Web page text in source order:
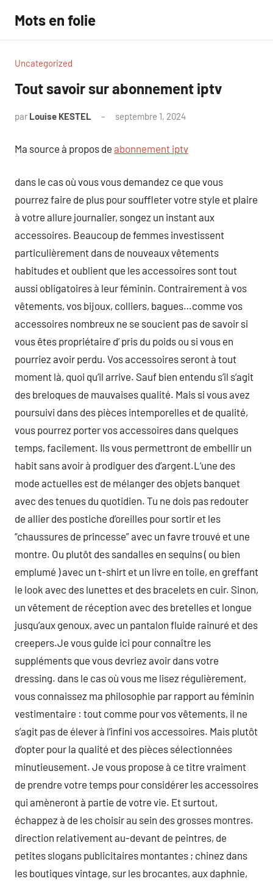
contenu
Mots en folie
Uncategorized
Tout savoir sur abonnement iptv
par Louise KESTEL septembre 1, 2024
Ma source à propos de abonnement iptv
dans le cas où vous vous demandez ce que vous
pourrez faire de plus pour souffleter votre style et plaire
à votre allure journalier, songez un instant aux
accessoires. Beaucoup de femmes investissent
particulièrement dans de nouveaux vêtements
habitudes et oublient que les accessoires sont tout
aussi obligatoires à leur féminin. Contrairement à vos
vêtements, vos bijoux, colliers, bagues…comme vos
accessoires nombreux ne se soucient pas de savoir si
vous êtes propriétaire d’ pris du poids ou si vous en
pourriez avoir perdu. Vos accessoires seront à tout
moment là, quoi qu’il arrive. Sauf bien entendu s’il s’agit
des breloques de mauvaises qualité. Mais si vous avez
poursuivi dans des pièces intemporelles et de qualité,
vous pourrez porter vos accessoires dans quelques
temps, facilement. Ils vous permettront de embellir un
habit sans avoir à prodiguer des d’argent.L’une des
mode actuelles est de mélanger des objets banquet
avec des tenues du quotidien. Tu ne dois pas redouter
de allier des postiche d’oreilles pour sortir et les
“chaussures de princesse” avec un favre trouvé et une
montre. Ou plutôt des sandalles en sequins ( ou bien
emplumé ) avec un t-shirt et un livre en toile, en greffant
le look avec des lunettes et des bracelets en cuir. Sinon,
un vêtement de réception avec des bretelles et longue
jusqu’aux genoux, avec un pantalon fluide rainuré et des
creepers.Je vous guide ici pour connaître les
suppléments que vous devriez avoir dans votre
dressing. dans le cas où vous me lisez régulièrement,
vous connaissez ma philosophie par rapport au féminin
vestimentaire : tout comme pour vos vêtements, il ne
s’agit pas de élever à l’infini vos accessoires. Mais plutôt
d’opter pour la qualité et des pièces sélectionnées
minutieusement. Je vous propose à ce titre vraiment
de prendre votre temps pour considérer les accessoires
qui amèneront à partie de votre vie. Et surtout,
échappez à de les choisir au sein des grosses montres.
direction relativement au-devant de peintres, de
petites slogans publicitaires montantes ; chinez dans
les boutiques vintage, sur les brocantes, aux daphnie,